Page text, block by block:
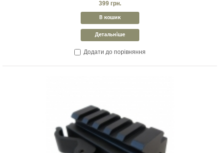
399 грн.
В кошик
Детальніше
Додати до порівняння